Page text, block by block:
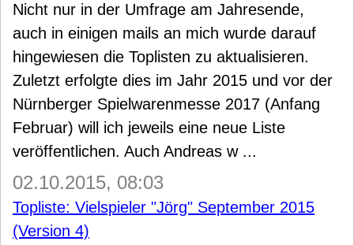
Nicht nur in der Umfrage am Jahresende,
auch in einigen mails an mich wurde darauf
hingewiesen die Toplisten zu aktualisieren.
Zuletzt erfolgte dies im Jahr 2015 und vor der
Nürnberger Spielwarenmesse 2017 (Anfang
Februar) will ich jeweils eine neue Liste
veröffentlichen. Auch Andreas w ...
02.10.2015, 08:03
Topliste: Vielspieler "Jörg" September 2015
(Version 4)